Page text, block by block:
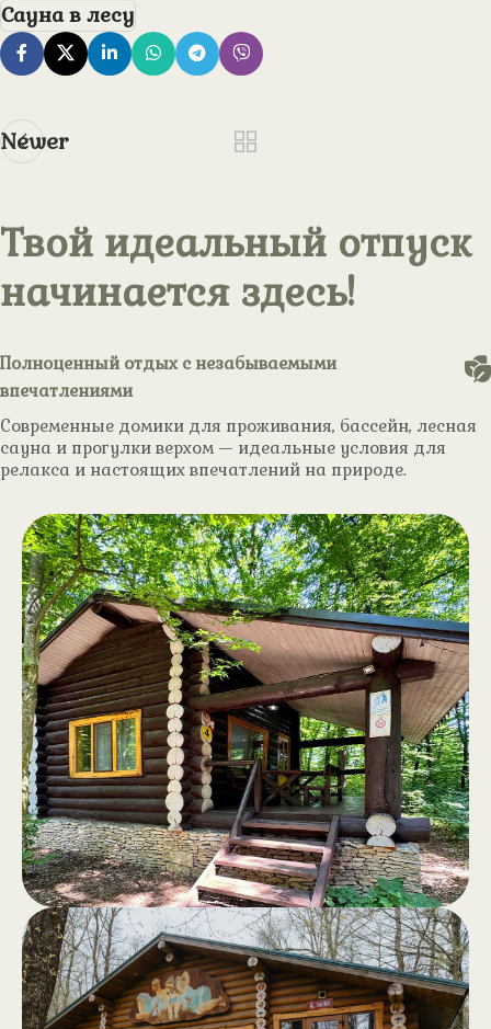
Сауна в лесу
Newer
Твой идеальный отпуск
начинается здесь!
Полноценный отдых с незабываемыми
впечатлениями
Современные домики для проживания, бассейн, лесная
сауна и прогулки верхом — идеальные условия для
релакса и настоящих впечатлений на природе.
Домики .